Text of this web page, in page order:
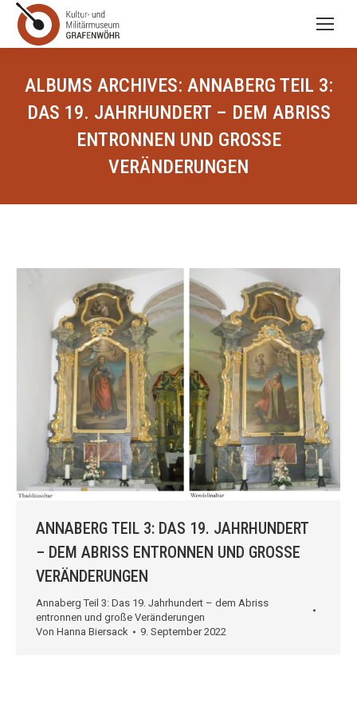
ALBUMS ARCHIVES: ANNABERG TEIL 3:
DAS 19. JAHRHUNDERT – DEM ABRISS
ENTRONNEN UND GROSSE V
ERÄNDERUNGEN
ANNABERG TEIL 3: DAS 19. JAHRHUNDERT
– DEM ABRISS ENTRONNEN UND GROSSE V
ERÄNDERUNGEN
Annaberg Teil 3: Das 19. Jahrhundert – dem Abriss
entronnen und große Veränderungen
Von Hanna Biersack 9. September 2022